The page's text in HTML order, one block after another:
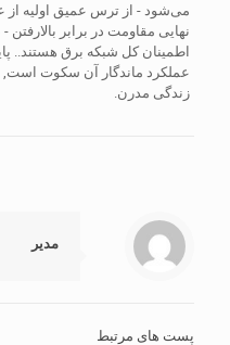
می‌شود - از ترس عمیق اولیه
نهایی مقاومت در برابر
اطمینان کل شبکه برق هستند..
عملکرد ماندگار آن سکوت است,
زندگی مدرن.
مدیر
پست های مرتبط